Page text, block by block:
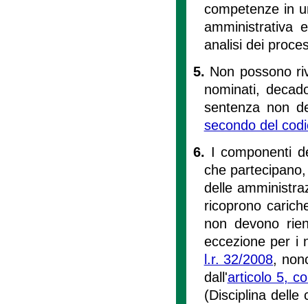
competenze in
amministrativa
analisi dei
5. Non possono
nominati,
sentenza non
secondo del
6. I componenti
che
delle
ricoprono
non devono
eccezione per i
l.r. 32/2008,
dall'articolo 5,
(Disciplina delle